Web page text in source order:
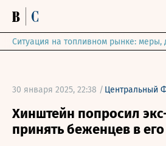
Ситуация на топливном рынке: меры,
30 января 2025, 22:38 / Центральный
Хинштейн попросил
принять беженцев в